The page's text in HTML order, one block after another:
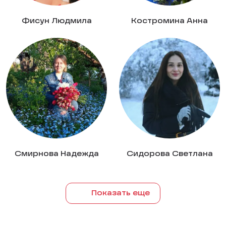
Фисун Людмила Костромина Анна
Смирнова Надежда Сидорова Светлана
Показать еще